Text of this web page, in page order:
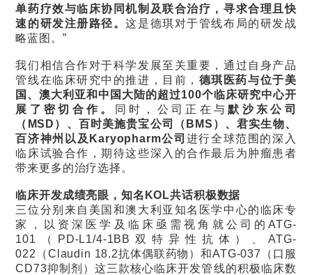
单药疗效与临床协同机制及联合治疗，寻求合理且快
速的研发注册路径。这是德琪对于管线布局的研发战
略蓝图。”
我们相信合作对于科学发展至关重要，通过自身产品
管线在临床研究中的推进，目前， 德琪医药与位于美
国、澳大利亚和中国大陆的超过100个临床研究中心开
展了密切合作。
同时，公司正在与默沙东公司
（MSD）、百时美施贵宝公司（BMS）、君实生物、
百济神州以及Karyopharm公司 进行全球范围的深入
临床试验合作，期待这些深入的合作最后为肿瘤患者
带来更多的治疗选择。
临床开发成绩亮眼，知名KOL共话积极数据
三位分别来自美国和澳大利亚知名医学中心的临床专
家，以资深医学及临床亟需视角就公司的ATG-
101（PD-L1/4-1BB双特异性抗体）、ATG-
022（Claudin 18.2抗体偶联药物）和ATG-037（口服
CD73抑制剂）这三款核心临床开发管线的积极临床数